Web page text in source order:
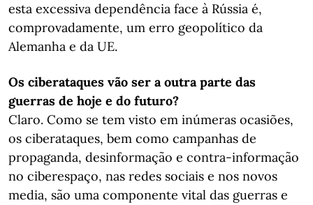
esta excessiva dependência face à Rússia é,
comprovadamente, um erro geopolítico da
Alemanha e da UE.
Os ciberataques vão ser a outra parte das
guerras de hoje e do futuro?
Claro. Como se tem visto em inúmeras ocasiões,
os ciberataques, bem como campanhas de
propaganda, desinformação e contra-informação
no ciberespaço, nas redes sociais e nos novos
media, são uma componente vital das guerras e